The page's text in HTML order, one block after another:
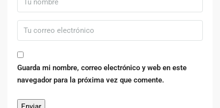
Guarda mi nombre, correo electrónico y web en este
navegador para la próxima vez que comente.